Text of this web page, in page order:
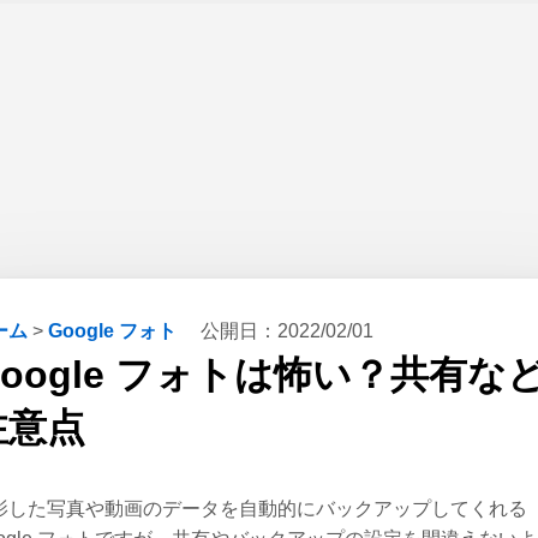
ム > Google フォト 公開日： 2022/02/01
フォトは怖い？共有な
点
した写真や動画のデータを自動的にバックアップしてくれる